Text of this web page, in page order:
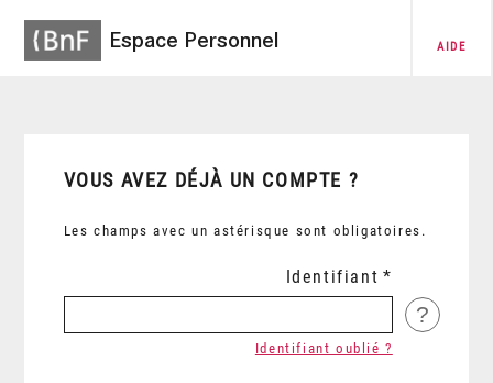
Espace Personnel AIDE
VOUS AVEZ DÉJÀ UN COMPTE ?
Les champs avec un astérisque sont obligatoires.
Identifiant
?
Identifiant oublié ?